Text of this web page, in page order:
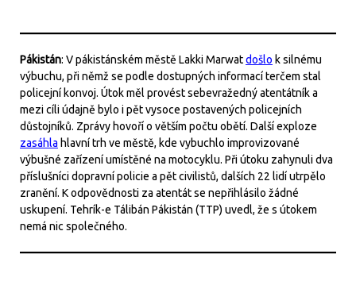
Pákistán: V pákistánském městě Lakki Marwatdošlo k silnému
výbuchu, při němž se podle dostupných informací terčem stal
policejní konvoj. Útok měl provést sebevražedný atentátník a
mezi cíli údajně bylo i pět vysoce postavených policejních
důstojníků. Zprávy hovoří o větším počtu obětí. Další exploze
zasáhla hlavní trh ve městě, kde vybuchlo improvizované
výbušné zařízení umístěné na motocyklu. Při útoku zahynuli dva
příslušníci dopravní policie a pět civilistů, dalších 22 lidí utrpělo
zranění. K odpovědnosti za atentát se nepřihlásilo žádné
uskupení. Tehrík-e Tálibán Pákistán (TTP) uvedl, že s útokem
nemá nic společného.